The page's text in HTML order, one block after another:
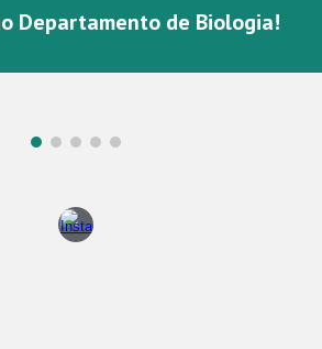
Departamento de Biologia!